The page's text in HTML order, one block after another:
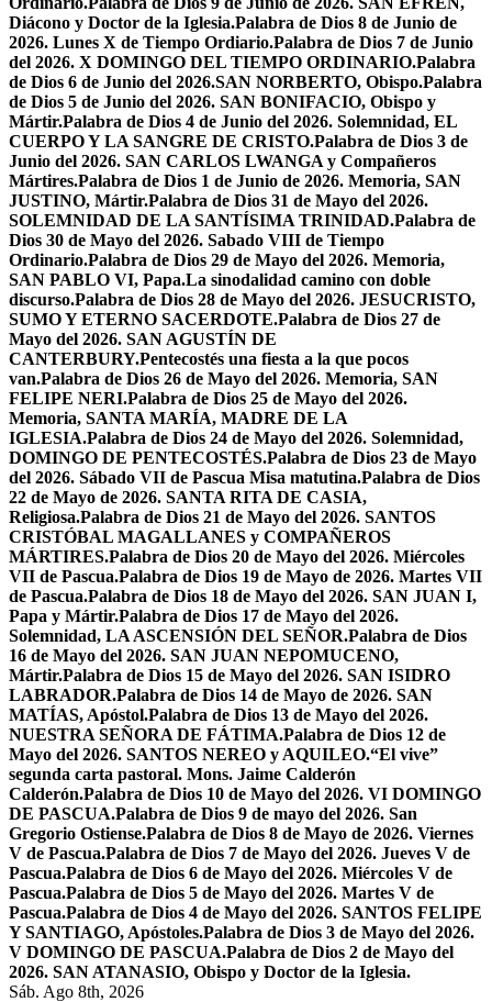
Diácono y Doctor de la Iglesia.Palabra de Dios 8 de Junio de
2026. Lunes X de Tiempo Ordiario.Palabra de Dios 7 de Junio
del 2026. X DOMINGO DEL TIEMPO ORDINARIO.Palabra
de Dios 6 de Junio del 2026.SAN NORBERTO, Obispo.Palabra
de Dios 5 de Junio del 2026. SAN BONIFACIO, Obispo y
Mártir.Palabra de Dios 4 de Junio del 2026. Solemnidad, EL
CUERPO Y LA SANGRE DE CRISTO.Palabra de Dios 3 de
Junio del 2026. SAN CARLOS LWANGA y Compañeros
Mártires.Palabra de Dios 1 de Junio de 2026. Memoria, SAN
JUSTINO, Mártir.Palabra de Dios 31 de Mayo del 2026.
SOLEMNIDAD DE LA SANTÍSIMA TRINIDAD.Palabra de
Dios 30 de Mayo del 2026. Sabado VIII de Tiempo
Ordinario.Palabra de Dios 29 de Mayo del 2026. Memoria,
SAN PABLO VI, Papa.La sinodalidad camino con doble
discurso.Palabra de Dios 28 de Mayo del 2026. JESUCRISTO,
SUMO Y ETERNO SACERDOTE.Palabra de Dios 27 de
Mayo del 2026. SAN AGUSTÍN DE
CANTERBURY.Pentecostés una fiesta a la que pocos
van.Palabra de Dios 26 de Mayo del 2026. Memoria, SAN
FELIPE NERI.Palabra de Dios 25 de Mayo del 2026.
Memoria, SANTA MARÍA, MADRE DE LA
IGLESIA.Palabra de Dios 24 de Mayo del 2026. Solemnidad,
DOMINGO DE PENTECOSTÉS.Palabra de Dios 23 de Mayo
del 2026. Sábado VII de Pascua Misa matutina.Palabra de Dios
22 de Mayo de 2026. SANTA RITA DE CASIA,
Religiosa.Palabra de Dios 21 de Mayo del 2026. SANTOS
CRISTÓBAL MAGALLANES y COMPAÑEROS
MÁRTIRES.Palabra de Dios 20 de Mayo del 2026. Miércoles
VII de Pascua.Palabra de Dios 19 de Mayo de 2026. Martes VII
de Pascua.Palabra de Dios 18 de Mayo del 2026. SAN JUAN I,
Papa y Mártir.Palabra de Dios 17 de Mayo del 2026.
Solemnidad, LA ASCENSIÓN DEL SEÑOR.Palabra de Dios
16 de Mayo del 2026. SAN JUAN NEPOMUCENO,
Mártir.Palabra de Dios 15 de Mayo del 2026. SAN ISIDRO
LABRADOR.Palabra de Dios 14 de Mayo de 2026. SAN
MATÍAS, Apóstol.Palabra de Dios 13 de Mayo del 2026.
NUESTRA SEÑORA DE FÁTIMA.Palabra de Dios 12 de
Mayo del 2026. SANTOS NEREO y AQUILEO.“El vive”
segunda carta pastoral. Mons. Jaime Calderón
Calderón.Palabra de Dios 10 de Mayo del 2026. VI DOMINGO
DE PASCUA.Palabra de Dios 9 de mayo del 2026. San
Gregorio Ostiense.Palabra de Dios 8 de Mayo de 2026. Viernes
V de Pascua.Palabra de Dios 7 de Mayo del 2026. Jueves V de
Pascua.Palabra de Dios 6 de Mayo del 2026. Miércoles V de
Pascua.Palabra de Dios 5 de Mayo del 2026. Martes V de
Pascua.Palabra de Dios 4 de Mayo del 2026. SANTOS FELIPE
Y SANTIAGO, Apóstoles.Palabra de Dios 3 de Mayo del 2026.
V DOMINGO DE PASCUA.Palabra de Dios 2 de Mayo del
2026. SAN ATANASIO, Obispo y Doctor de la Iglesia.
Sáb. Ago 8th, 2026